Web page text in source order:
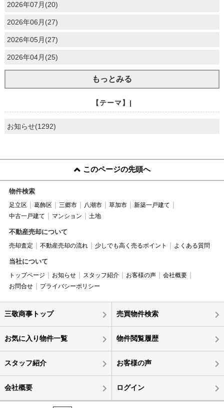
2026年07月(20)
2026年06月(27)
2026年05月(27)
2026年04月(25)
もっとみる
【テーマ】|
お知らせ(1292)
このページの先頭へ
物件検索
足立区 葛飾区 三郷市 八潮市 草加市
新築一戸建て
中古一戸建て
マンション 土地
不動産売却について
売却査定 不動産売却の流れ 少しでも高く売るポイント よくある質問
当社について
トップページ お知らせ スタッフ紹介 お客様の声
会社概要
お問合せ
プライバシーポリシー
三敬商事トップ 売買物件検索
お気に入り物件一覧 物件閲覧履歴
スタッフ紹介 お客様の声
会社概要 ログイン